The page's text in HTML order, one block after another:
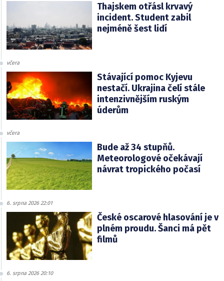
Thajskem otřásl krvavý
incident. Student zabil
nejméně šest lidí
včera
Stávající pomoc Kyjevu
nestačí. Ukrajina čelí stále
intenzivnějším ruským
úderům
včera
Bude až 34 stupňů.
Meteorologové očekávají
návrat tropického počasí
6. srpna 2026 22:01
České oscarové hlasování je v
plném proudu. Šanci má pět
filmů
6. srpna 2026 20:10